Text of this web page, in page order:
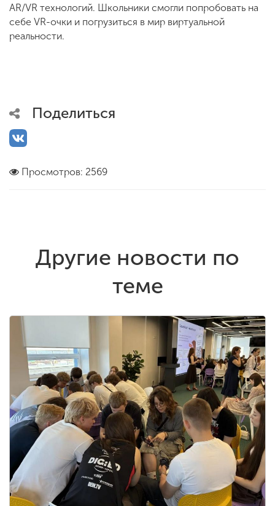
AR/VR технологий. Школьники смогли попробовать на
себе VR-очки и погрузиться в мир виртуальной
реальности.
Поделиться
Просмотров: 2569
Другие новости по
теме